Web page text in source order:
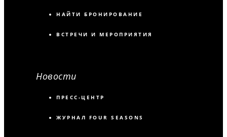
НАЙТИ БРОНИРОВАНИЕ
ВСТРЕЧИ И МЕРОПРИЯТИЯ
Новости
ПРЕСС-ЦЕНТР
ЖУРНАЛ FOUR SEASONS